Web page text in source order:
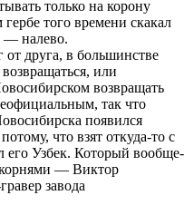
только на корону
того времени скакал
— налево.
от друга, в большинстве
или
возвращать
так что
появился
что взят откуда-то с
его Узбек. Который вообще-
— Виктор
завода